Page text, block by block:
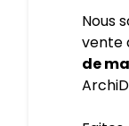
Nous
vente
de